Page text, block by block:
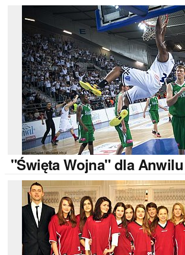
"ŚwiętaWojna" dla Anwilu